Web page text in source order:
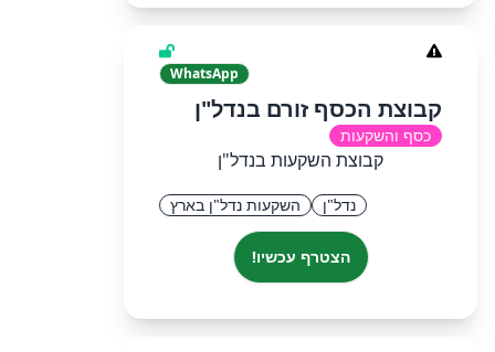
WhatsApp
קבוצת הכסף זורם בנדל"ן
כסף והשקעות
קבוצת השקעות בנדל"ן
נדל"ן השקעות נדל"ן בארץ
הצטרף עכשיו!